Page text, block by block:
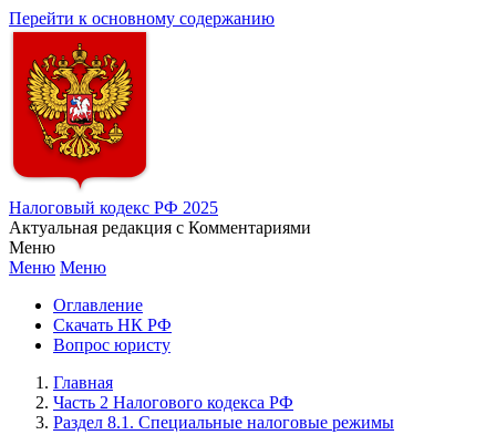
Перейти к основному содержанию
Налоговый кодекс РФ 2025
Актуальная редакция с Комментариями
Меню
Меню Меню
Оглавление
Скачать НК РФ
Вопрос юристу
Главная
Часть 2 Налогового кодекса РФ
Раздел 8.1. Специальные налоговые режимы